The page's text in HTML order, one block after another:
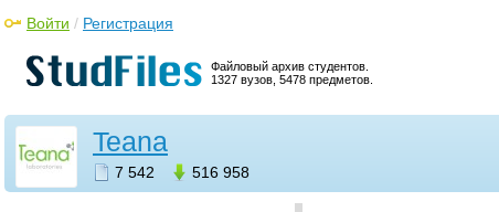
Файловый архив студентов.
1327 вузов, 5478 предметов.
Войти / Регистрация
Teana
7 542 516 958
• Психология. Педагогика
Психология 127
Политология
53
Социология
• Физика